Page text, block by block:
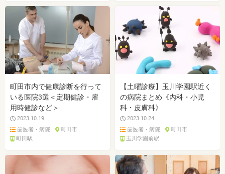
町田市内で健康診断を行って
いる医院3選＜定期健診・雇
用時健診など＞
2023.10.19
歯医者・病院
町田市
町田駅
【土曜診療】玉川学園駅近く
の病院まとめ《内科・小児
科・皮膚科》
2023.10.24
歯医者・病院
町田市
玉川学園前駅